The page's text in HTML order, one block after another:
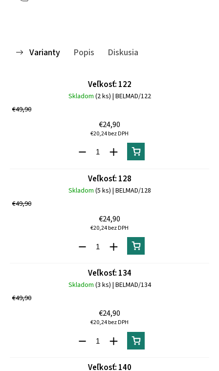
Varianty Popis Diskusia
Veľkosť: 122
Skladom (2 ks) | BELMAD/122
€49,90
€24,90
€20,24 bez DPH
Veľkosť: 128
Skladom (5 ks) | BELMAD/128
€49,90
€24,90
€20,24 bez DPH
Veľkosť: 134
Skladom (3 ks) | BELMAD/134
€49,90
€24,90
€20,24 bez DPH
Veľkosť: 140